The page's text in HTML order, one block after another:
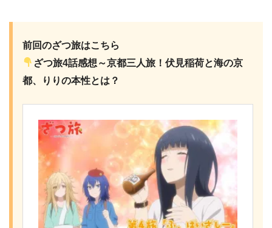
前回のざつ旅はこちら
ざつ旅4話感想～京都三人旅！伏見稲荷と海の京
都、りりの本性とは？